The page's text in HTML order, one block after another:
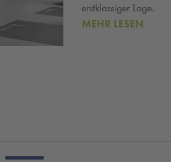
erstklassiger Lage.
MEHR LESEN